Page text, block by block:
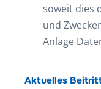
soweit dies
und
Anlage
Aktuelles